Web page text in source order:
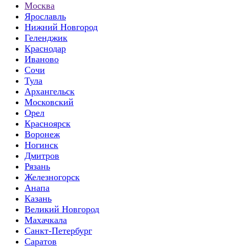
Москва
Ярославль
Нижний Новгород
Геленджик
Краснодар
Иваново
Сочи
Тула
Архангельск
Московский
Орел
Красноярск
Воронеж
Ногинск
Дмитров
Рязань
Железногорск
Анапа
Казань
Великий Новгород
Махачкала
Санкт-Петербург
Саратов